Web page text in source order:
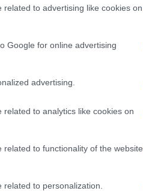
to advertising like cookies on
Google for online advertising
advertising.
to analytics like cookies on
to functionality of the website
to personalization.
pelobetado ativo, que
. Essa relação
orientando os